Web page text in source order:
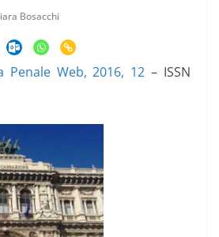
Bosacchi
Penale Web, 2016, 12 – ISSN